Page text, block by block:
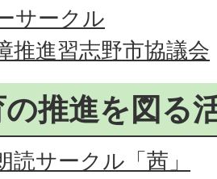
サークル
推進習志野市協議会
推進を図る
読サークル「茜」